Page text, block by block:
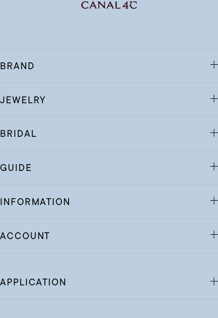
BRAND
JEWELRY
BRIDAL
GUIDE
INFORMATION
ACCOUNT
APPLICATION